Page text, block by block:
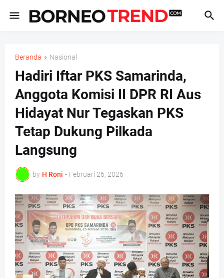
Beranda Nasional
Hadiri Iftar PKS Samarinda,
Anggota Komisi II DPR RI Aus
Hidayat Nur Tegaskan PKS
Tetap Dukung Pilkada
Langsung
by H Roni - Februari 26, 2026